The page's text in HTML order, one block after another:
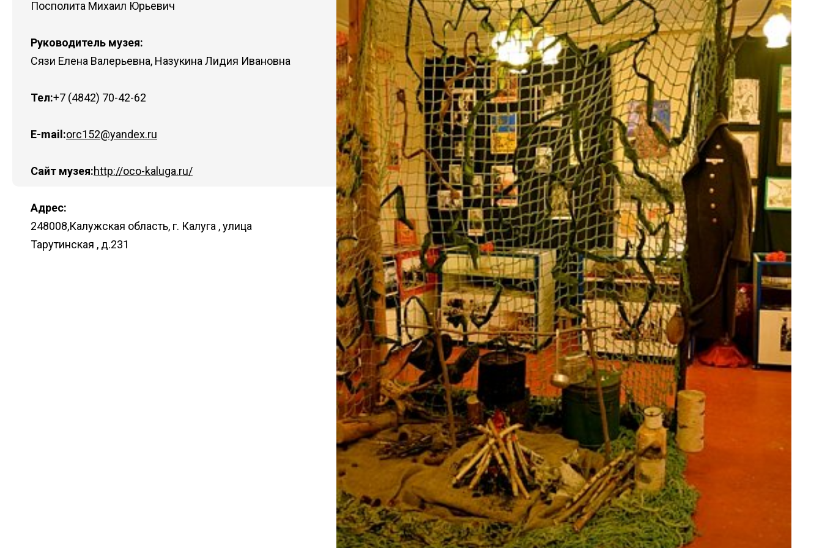
Обращение педагогов - участников
съезда «Школьный Музей Победы»
2024
Обращение школьников -
участников съезда Школьный
Музей Победы 2024
Программа Всероссийской
ассамблеи «Школьный музей.
Смыслы времени» 2025
Программа Открытого форума
школьных музеев Центрального
федерального округа
Сборник работ победителей
Всероссийского конкурса
«Школьный музей – взгляд в
будущее»
воспитательных практик «Классный
час в школьном музее» 22 марта –
13 мая 2022 г.
Виртуальные туры школьных
музеев
Тематические выставки
Образовательные программы
Смены во Всероссийских Детских
центрах
Молодежный историко-культурный
форум «Истоки»
Проект «Интерактивное музейно-
образовательное пространство
школьных музеев Москвы»
Посполита Михаил Юрьевич
Руководитель музея:
Сязи Елена Валерьевна, Назукина Лидия Ивановна
Тел:+7 (4842) 70-42-62
E-mail:orc152@yandex.ru
Сайт музея:http://oco-kaluga.ru/
Адрес:
248008,Калужская область, г. Калуга , улица
Тарутинская , д.231